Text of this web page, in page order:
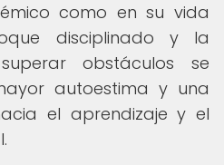
como en su vida
disciplinado y la
obstáculos se
autoestima y una
el aprendizaje y el